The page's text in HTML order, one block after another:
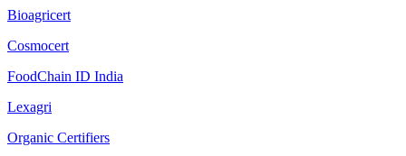
Bioagricert
Cosmocert
FoodChain ID India
Lexagri
Organic Certifiers